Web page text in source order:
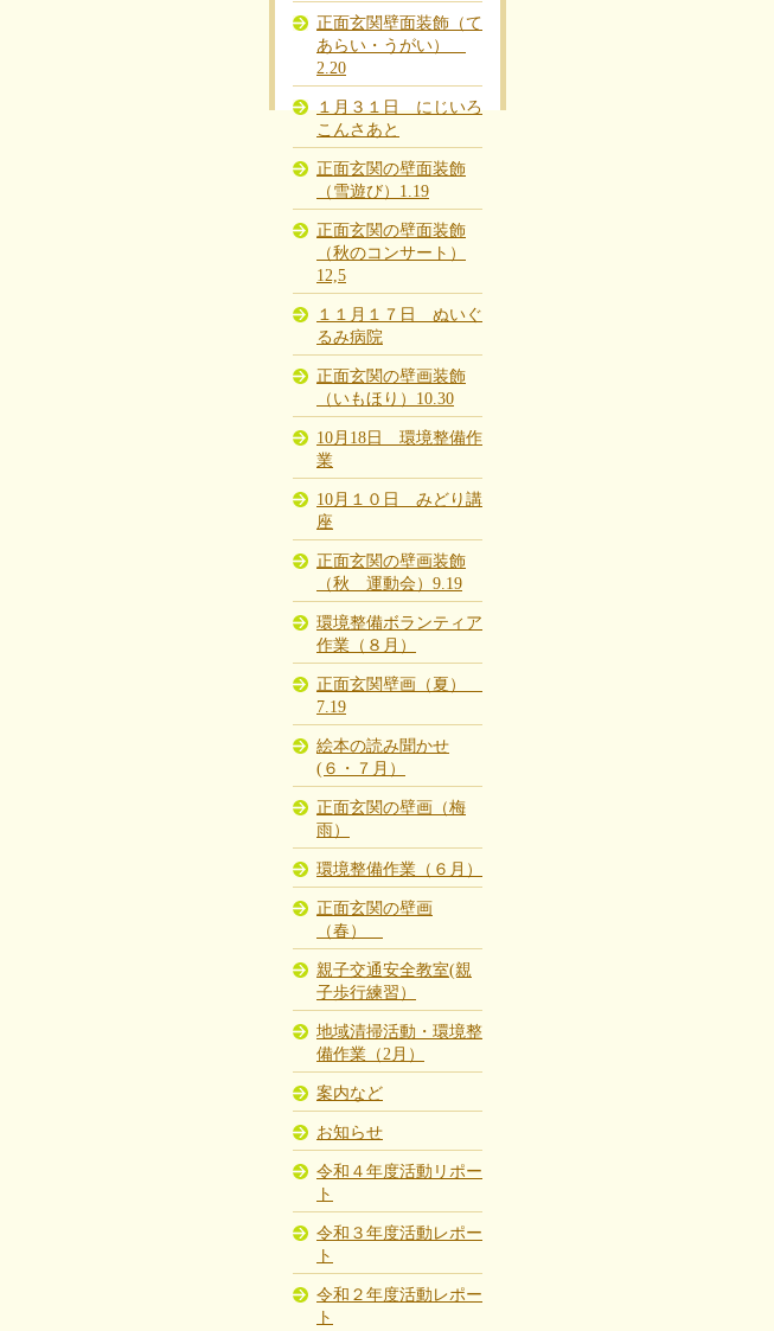
正面玄関壁面装飾（て
あらい・うがい）
2.20
１月３１日 にじいろ
こんさあと
正面玄関の壁面装飾
（雪遊び）1.19
正面玄関の壁面装飾
（秋のコンサート）
12,5
１１月１７日 ぬいぐ
るみ病院
正面玄関の壁画装飾
（いもほり）10.30
10月18日 環境整備作
業
10月１０日 みどり講
座
正面玄関の壁画装飾
（秋 運動会）9.19
環境整備ボランティア
作業（８月）
正面玄関壁画（夏）
7.19
絵本の読み聞かせ
(６・７月）
正面玄関の壁画（梅
雨）
環境整備作業（６月）
正面玄関の壁画
（春）
親子交通安全教室(親
子歩行練習）
地域清掃活動・環境整
備作業（2月）
案内など
お知らせ
令和４年度活動リポー
ト
令和３年度活動レポー
ト
令和２年度活動レポー
ト